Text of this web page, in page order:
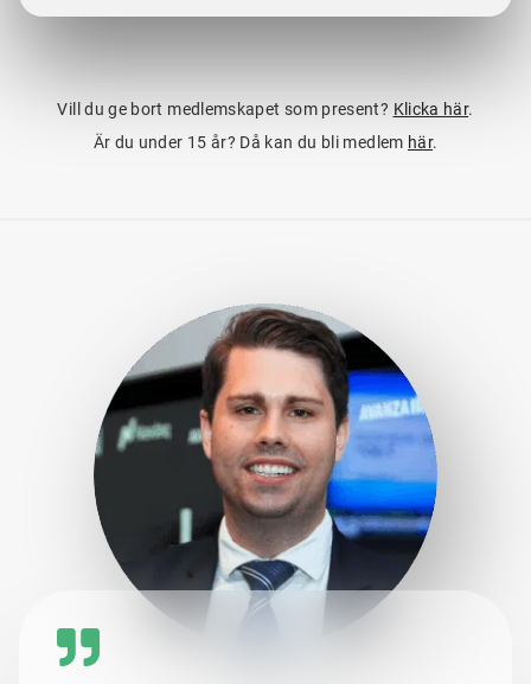
Vill du ge bort medlemskapet som present? Klicka här.
Är du under 15 år? Då kan du bli medlem här.